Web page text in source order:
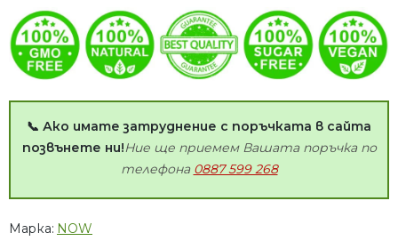
📞 Ако имате затруднение с поръчката в сайта
позвънете ни!Ние ще приемем Вашата поръчка по
телефона 0887 599 268
Марка: NOW